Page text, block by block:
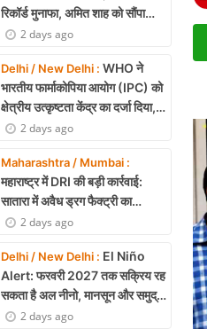
रिकॉर्ड मुनाफा, अमित शाह को सौंपा
22.90 करोड़ का लाभांश
2 days ago
Delhi / New Delhi : WHO ने
भारतीय फार्माकोपिया आयोग (IPC) को
क्षेत्रीय उत्कृष्टता केंद्र का दर्जा दिया,
दक्षिण-पूर्व एशिया में भारत की बड़ी
2 days ago
Maharashtra / Mumbai :
महाराष्ट्र में DRI की बड़ी कार्रवाई:
सातारा में अवैध ड्रग फैक्ट्री का
भंडाफोड़, अल्प्राजोलम और डायजेपाम
2 days ago
Delhi / New Delhi : El Niño
Alert: फरवरी 2027 तक सक्रिय रह
सकता है अल नीनो, मानसून और समुद्री
पारिस्थितिकी पर असर की आशंका
2 days ago